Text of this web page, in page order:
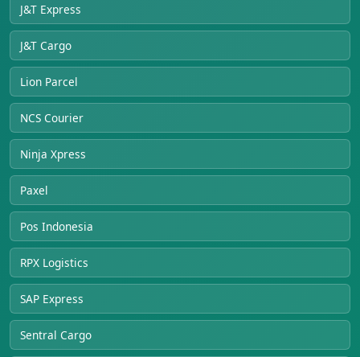
J&T Express
J&T Cargo
Lion Parcel
NCS Courier
Ninja Xpress
Paxel
Pos Indonesia
RPX Logistics
SAP Express
Sentral Cargo